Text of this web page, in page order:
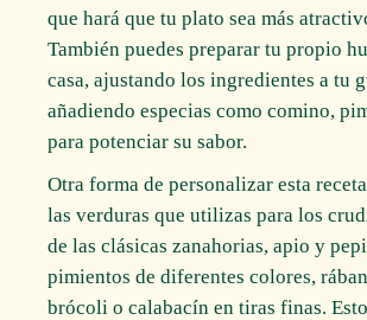
que hará que tu plato sea más
También puedes preparar tu propio
casa, ajustando los ingredientes a tu
añadiendo especias como comino,
para potenciar su sabor.
Otra forma de personalizar esta
las verduras que utilizas para los
de las clásicas zanahorias, apio y
pimientos de diferentes colores,
brócoli o calabacín en tiras finas.